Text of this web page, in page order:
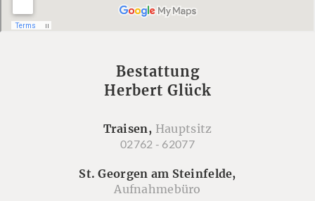
Bestattung
Herbert Glück
Traisen, Hauptsitz
02762 - 62077
St. Georgen am Steinfelde,
Aufnahmebüro